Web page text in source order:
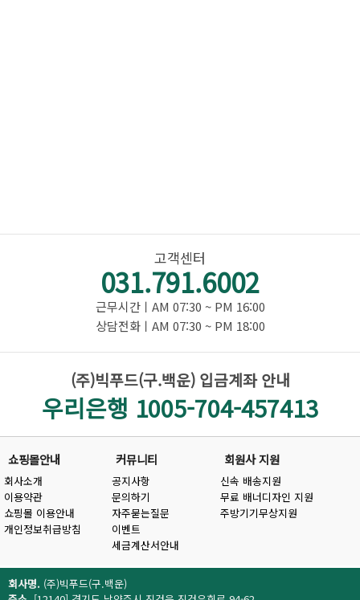
고객센터
031.791.6002
근무시간ㅣAM 07:30 ~ PM 16:00
상담전화ㅣAM 07:30 ~ PM 18:00
(주)빅푸드(구.백운) 입금계좌 안내
우리은행 1005-704-457413
쇼핑몰안내
회사소개
이용약관
쇼핑몰 이용안내
개인정보취급방침
커뮤니티
공지사항
문의하기
자주묻는질문
이벤트
세금계산서안내
회원사 지원
신속 배송지원
무료 배너디자인 지원
주방기기무상지원
회사명. (주)빅푸드(구.백운)